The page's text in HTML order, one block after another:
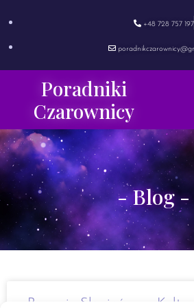
+48 728 757 197
Poradniki
Czarownicy
- Blog -
Bogowie Słowiańscy –